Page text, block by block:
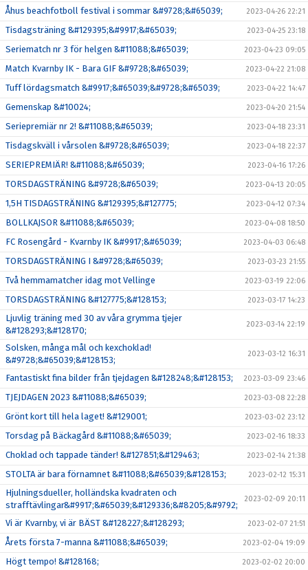
Åhus beachfotboll festival i sommar &#9728;&#65039; 2023-04-26 22:21
Tisdagsträning &#129395;&#9917;&#65039; 2023-04-25 23:18
Seriematch nr 3 för helgen &#11088;&#65039; 2023-04-23 09:05
Match Kvarnby IK - Bara GIF &#9728;&#65039; 2023-04-22 21:08
Tuff lördagsmatch &#9917;&#65039;&#9728;&#65039; 2023-04-22 14:47
Gemenskap &#10024; 2023-04-20 21:54
Seriepremiär nr 2! &#11088;&#65039; 2023-04-18 23:31
Tisdagskväll i vårsolen &#9728;&#65039; 2023-04-18 22:37
SERIEPREMIÄR! &#11088;&#65039; 2023-04-16 17:26
TORSDAGSTRÄNING &#9728;&#65039; 2023-04-13 20:05
1,5H TISDAGSTRÄNING &#129395;&#127775; 2023-04-12 07:34
BOLLKAJSOR &#11088;&#65039; 2023-04-08 18:50
FC Rosengård - Kvarnby IK &#9917;&#65039; 2023-04-03 06:48
TORSDAGSTRÄNING I &#9728;&#65039; 2023-03-23 21:55
Två hemmamatcher idag mot Vellinge 2023-03-19 22:06
TORSDAGSTRÄNING &#127775;&#128153; 2023-03-17 14:23
Ljuvlig träning med 30 av våra grymma tjejer
&#128293;&#128170;
2023-03-14 22:19
Solsken, många mål och kexchoklad!
&#9728;&#65039;&#128153;
2023-03-12 16:31
Fantastiskt fina bilder från tjejdagen &#128248;&#128153; 2023-03-09 23:46
TJEJDAGEN 2023 &#11088;&#65039; 2023-03-08 22:28
Grönt kort till hela laget! &#129001; 2023-03-02 23:12
Torsdag på Bäckagård &#11088;&#65039; 2023-02-16 18:33
Choklad och tappade tänder! &#127851;&#129463; 2023-02-14 21:38
STOLTA är bara förnamnet &#11088;&#65039;&#128153; 2023-02-12 15:31
Hjulningsdueller, holländska kvadraten och
strafftävlingar&#9917;&#65039;&#129336;&#8205;&#9792;
2023-02-09 20:11
Vi är Kvarnby, vi är BÄST &#128227;&#128293; 2023-02-07 21:51
Årets första 7-manna &#11088;&#65039; 2023-02-04 19:09
Högt tempo! &#128168; 2023-02-02 20:00